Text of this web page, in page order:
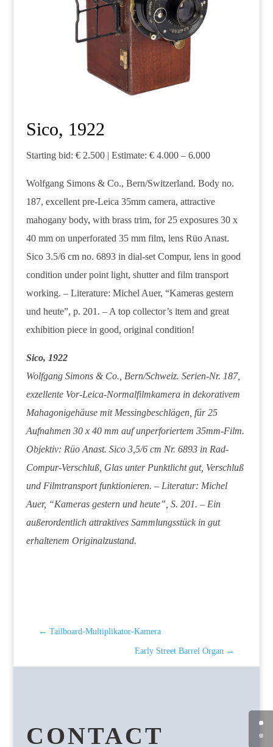
Sico, 1922
Starting bid: € 2.500 | Estimate: € 4.000 – 6.000
Wolfgang Simons & Co., Bern/Switzerland. Body no.
187, excellent pre-Leica 35mm camera, attractive
mahogany body, with brass trim, for 25 exposures 30 x
40 mm on unperforated 35 mm film, lens Rüo Anast.
Sico 3.5/6 cm no. 6893 in dial-set Compur, lens in good
condition under point light, shutter and film transport
working. – Literature: Michel Auer, “Kameras gestern
und heute”, p. 201. – A top collector’s item and great
exhibition piece in good, original condition!
Sico, 1922
Wolfgang Simons & Co., Bern/Schweiz. Serien-Nr. 187,
exzellente Vor-Leica-Normalfilmkamera in dekorativem
Mahagonigehäuse mit Messingbeschlägen, für 25
Aufnahmen 30 x 40 mm auf unperforiertem 35mm-Film.
Objektiv: Rüo Anast. Sico 3,5/6 cm Nr. 6893 in Rad-
Compur-Verschluß, Glas unter Punktlicht gut, Verschluß
und Filmtransport funktionieren. – Literatur: Michel
Auer, “Kameras gestern und heute”, S. 201. – Ein
außerordentlich attraktives Sammlungsstück in gut
erhaltenem Originalzustand.
← Tailboard-Multiplikator-Kamera
Early Street Barrel Organ →
CONTACT